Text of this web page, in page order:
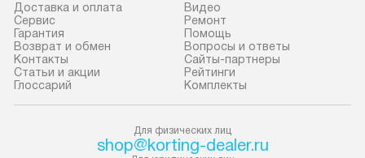
доставки привозит упакованный
прибор до подъезда. Если
требуется переместить технику
до двери квартиры или до места
установки, пожалуйста,
с менеджером. За данную услугу
взимается дополнительная плата.
точке слива, в
Доставка и оплата
Сервис
Гарантия
Возврат и обмен
Контакты
Статьи и акции
Глоссарий
Видео
Ремонт
Помощь
Вопросы и ответы
Сайты-партнеры
Рейтинги
Комплекты
Для физических лиц
shop@korting-dealer.ru